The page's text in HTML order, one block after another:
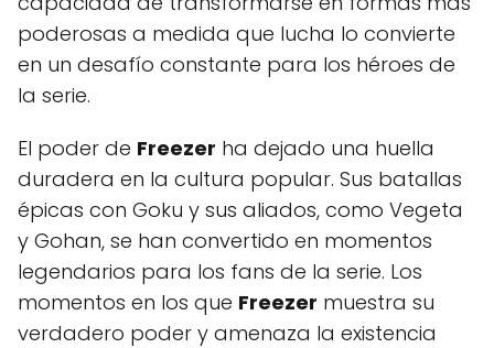
poderosas a medida que lucha lo convierte
en un desafío constante para los héroes de
la serie.
El poder de Freezer ha dejado una huella
duradera en la cultura popular. Sus batallas
épicas con Goku y sus aliados, como Vegeta
y Gohan, se han convertido en momentos
legendarios para los fans de la serie. Los
momentos en los que Freezer muestra su
verdadero poder y amenaza la existencia